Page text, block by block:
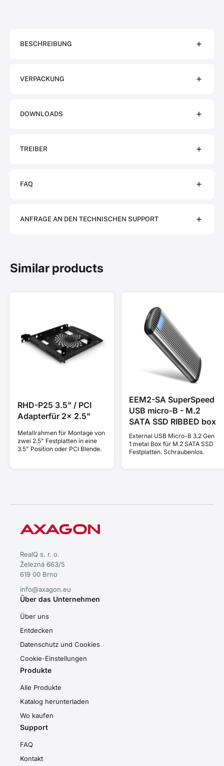
BESCHREIBUNG
VERPACKUNG
DOWNLOADS
TREIBER
FAQ
ANFRAGE AN DEN TECHNISCHEN SUPPORT
Similar products
RHD-P25 3.5" / PCI
Adapterfür 2x 2.5"
Metallrahmen für Montage von
zwei 2.5" Festplatten in eine
3.5" Position oder PCI Blende.
EEM2-SA SuperSpeed
USB micro-B - M.2
SATA SSD RIBBED box
External USB Micro-B 3.2 Gen
1 metal Box für M.2 SATA SSD
Festplatten. Schraubenlos.
RealQ s. r. o.
Železná 663/5
619 00 Brno
info@axagon.eu
Über das Unternehmen
Über uns
Entdecken
Datenschutz und Cookies
Cookie-Einstellungen
Produkte
Alle Produkte
Katalog herunterladen
Wo kaufen
Support
FAQ
Kontakt